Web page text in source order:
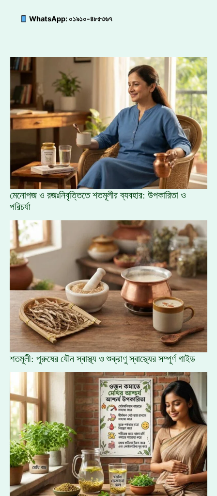
WhatsApp: ০১৯১০-৪৮৫৩৬৭
মেনোপজ ও রজঃনিবৃত্তিতে শতমূলীর ব্যবহার: উপকারিতা ও
পরিচর্যা
শতমূলী: পুরুষের যৌন স্বাস্থ্য ও শুক্রাণু স্বাস্থ্যের সম্পূর্ণ গাইড